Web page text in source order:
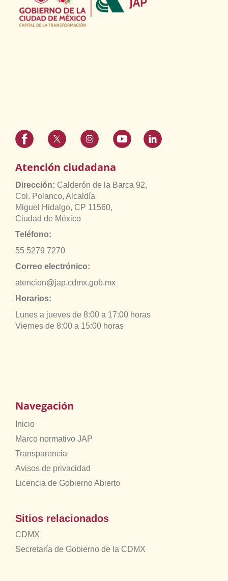
Atención ciudadana
Dirección: Calderón de la Barca 92,
Col. Polanco, Alcaldía
Miguel Hidalgo, CP 11560,
Ciudad de México
Teléfono:
55 5279 7270
Correo electrónico:
atencion@jap.cdmx.gob.mx
Horarios:
Lunes a jueves de 8:00 a 17:00 horas
Viernes de 8:00 a 15:00 horas
Navegación
Inicio
Marco normativo JAP
Transparencia
Avisos de privacidad
Licencia de Gobierno Abierto
Sitios relacionados
CDMX
Secretaría de Gobierno de la CDMX